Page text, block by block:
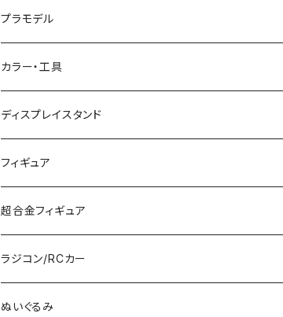
マイクロエース (N)
グリーンマックス (N)
その他メーカー (N)
KATO (HO)
TOMIX (HO)
その他のHOゲージ
Zゲージ
入門セット
レール
ストラクチャー
プラモデル
ガンプラ
PG
カーモデル（車プラモ）
バイクプラモ
30MS
ミリタリープラモ
ポケモン
カラー・工具
工具（ツール）
塗料
筆
ディスプレイスタンド
フィギュア
ガンダム
超合金フィギュア
ラジコン/RCカー
タミヤRC
ぬいぐるみ